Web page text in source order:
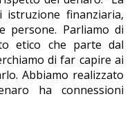
finanziaria,
persone. Parliamo di
etico che parte dal
di far capire ai
Abbiamo realizzato
ha connessioni